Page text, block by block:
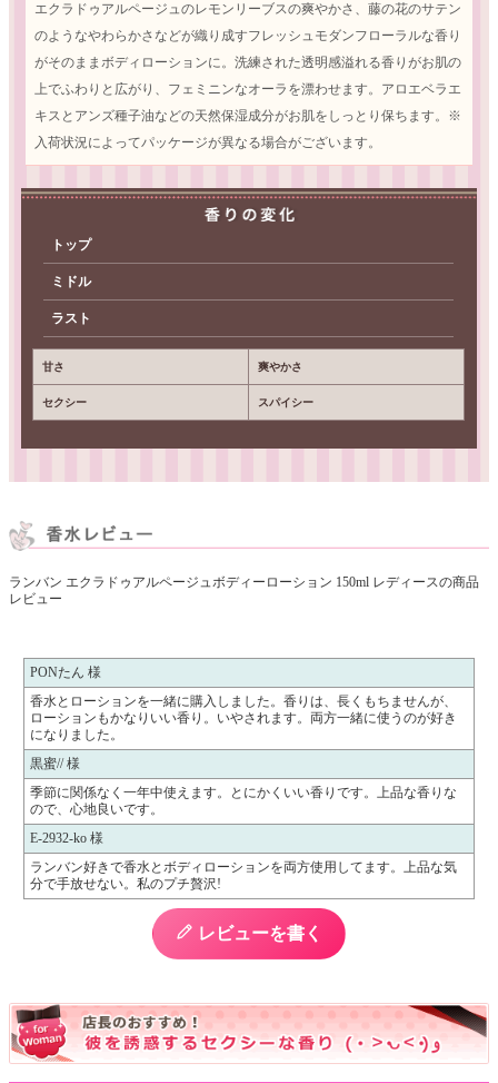
エクラドゥアルページュのレモンリーブスの爽やかさ、藤の花のサテン
のようなやわらかさなどが織り成すフレッシュモダンフローラルな香り
がそのままボディローションに。洗練された透明感溢れる香りがお肌の
上でふわりと広がり、フェミニンなオーラを漂わせます。アロエベラエ
キスとアンズ種子油などの天然保湿成分がお肌をしっとり保ちます。※
入荷状況によってパッケージが異なる場合がございます。
トップ
ミドル
ラスト
甘さ 爽やかさ
セクシー スパイシー
ランバン エクラドゥアルページュボディーローション 150ml レディースの商品
レビュー
PONたん 様
香水とローションを一緒に購入しました。香りは、長くもちませんが、
ローションもかなりいい香り。いやされます。両方一緒に使うのが好き
になりました。
黒蜜// 様
季節に関係なく一年中使えます。とにかくいい香りです。上品な香りな
ので、心地良いです。
E-2932-ko 様
ランバン好きで香水とボディローションを両方使用してます。上品な気
分で手放せない。私のプチ贅沢!
レビューを書く